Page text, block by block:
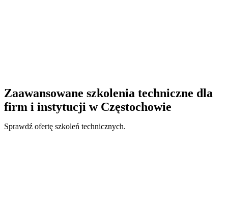
Zaawansowane szkolenia techniczne dla
firm i instytucji w Częstochowie
Sprawdź ofertę szkoleń technicznych.